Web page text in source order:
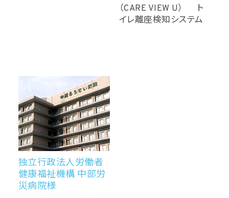
（CARE VIEW U） ト
イレ離座検知システム
独立行政法人労働者
健康福祉機構 中部労
災病院様